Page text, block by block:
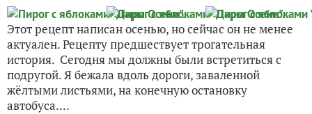
Этот рецепт написан осенью, но сейчас он не менее
актуален. Рецепту предшествует трогательная
история. Сегодня мы должны были встретиться с
подругой. Я бежала вдоль дороги, заваленной
жёлтыми листьями, на конечную остановку
автобуса....